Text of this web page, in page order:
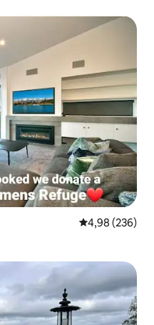
appréciés
Évaluation
4,98 (236)